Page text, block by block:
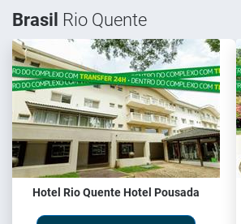
Brasil Rio Quente
Hotel Rio Quente Hotel Pousada